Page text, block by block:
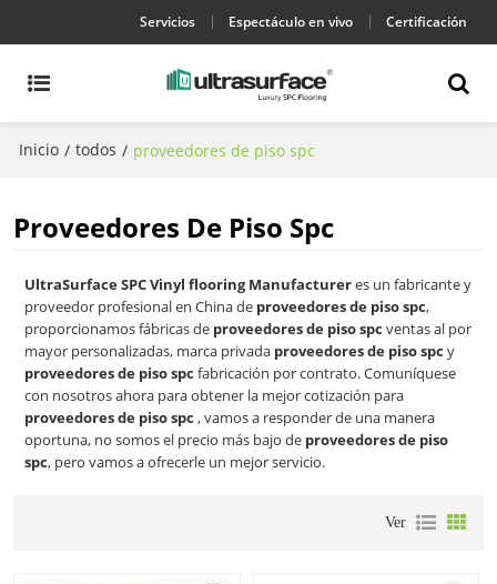
Servicios Espectáculo en vivo Certificación
Inicio / todos / proveedores de piso spc
Proveedores De Piso Spc
UltraSurface SPC Vinyl flooring Manufactureres un fabricante y
proveedor profesional en China de proveedores de piso spc,
proporcionamos fábricas de proveedores de piso spc ventas al por
mayor personalizadas, marca privada proveedores de piso spc y
proveedores de piso spc fabricación por contrato. Comuníquese
con nosotros ahora para obtener la mejor cotización para
proveedores de piso spc , vamos a responder de una manera
oportuna, no somos el precio más bajo de proveedores de piso
spc, pero vamos a ofrecerle un mejor servicio.
Ver